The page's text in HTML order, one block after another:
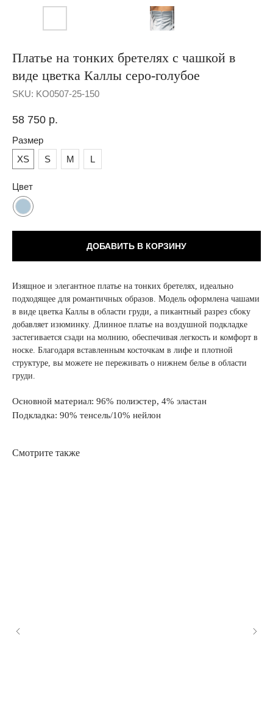
Платье на тонких бретелях с чашкой в
виде цветка Каллы серо-голубое
SKU: KO0507-25-150
58 750 р.
Размер
XS
S M L
Цвет
ДОБАВИТЬ В КОРЗИНУ
Изящное и элегантное платье на тонких бретелях, идеально
подходящее для романтичных образов. Модель оформлена чашами
в виде цветка Каллы в области груди, а пикантный разрез сбоку
добавляет изюминку. Длинное платье на воздушной подкладке
застегивается сзади на молнию, обеспечивая легкость и комфорт в
носке. Благодаря вставленным косточкам в лифе и плотной
структуре, вы можете не переживать о нижнем белье в области
груди.
Основной материал: 96% полиэстер, 4% эластан
Подкладка: 90% тенсель/10% нейлон
Смотрите также